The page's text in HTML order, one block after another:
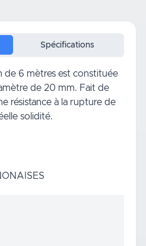
Spécifications
de 6 mètres est constituée
de 20 mm. Fait de
résistance à la rupture de
solidité.